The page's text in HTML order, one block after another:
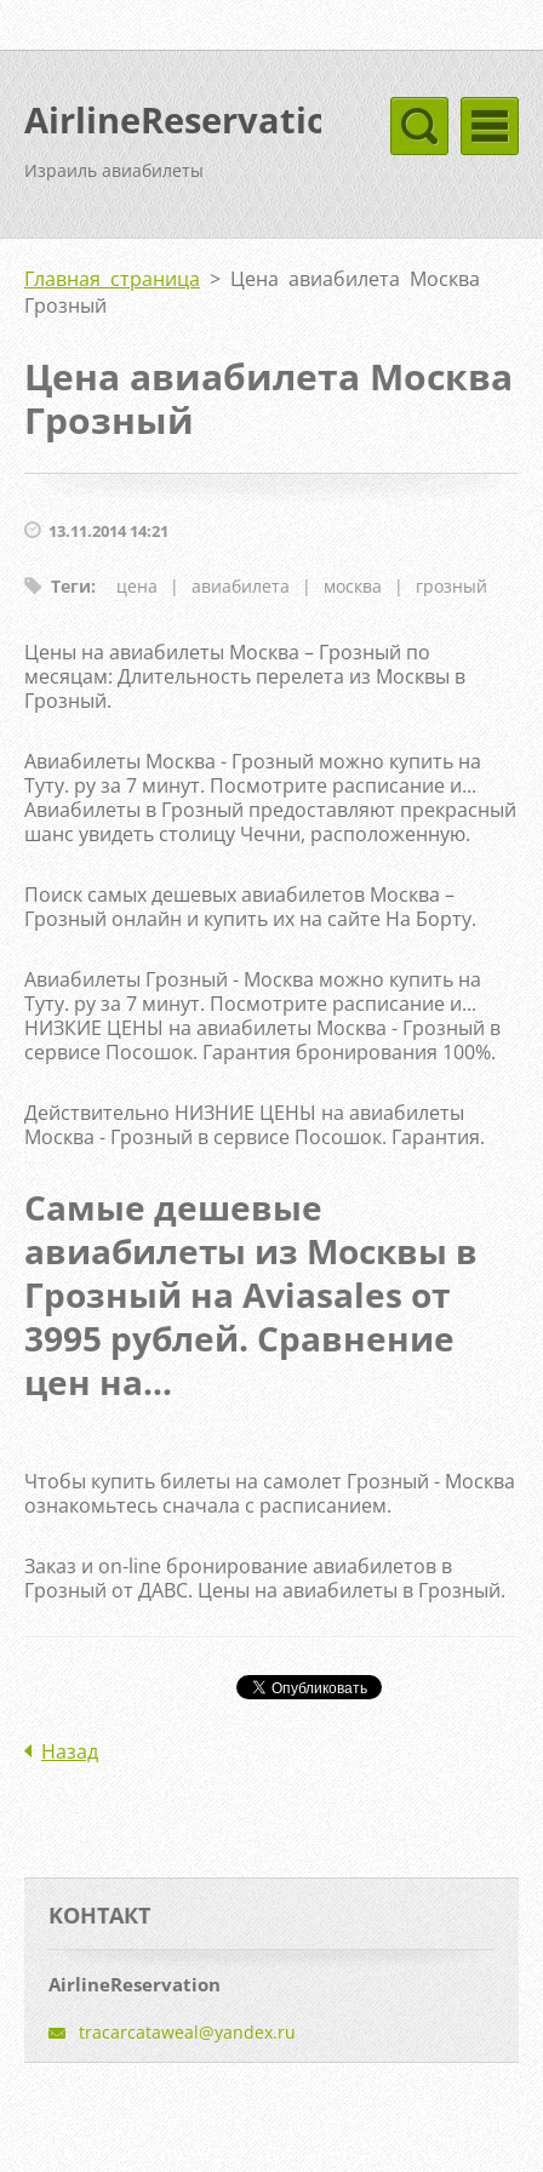
AirlineReservation
Израиль авиабилеты
Главная страница > Цена авиабилета Москва
Грозный
Цена авиабилета Москва
Грозный
13.11.2014 14:21
Теги: цена | авиабилета | москва | грозный
Цены на авиабилеты Москва – Грозный по
месяцам: Длительность перелета из Москвы в
Грозный.
Авиабилеты Москва - Грозный можно купить на
Туту. ру за 7 минут. Посмотрите расписание и...
Авиабилеты в Грозный предоставляют прекрасный
шанс увидеть столицу Чечни, расположенную.
Поиск самых дешевых авиабилетов Москва –
Грозный онлайн и купить их на сайте На Борту.
Авиабилеты Грозный - Москва можно купить на
Туту. ру за 7 минут. Посмотрите расписание и...
НИЗКИЕ ЦЕНЫ на авиабилеты Москва - Грозный в
сервисе Посошок. Гарантия бронирования 100%.
Действительно НИЗНИЕ ЦЕНЫ на авиабилеты
Москва - Грозный в сервисе Посошок. Гарантия.
Самые дешевые
авиабилеты из Москвы в
Грозный на Aviasales от
3995 рублей. Сравнение
цен на...
Чтобы купить билеты на самолет Грозный - Москва
ознакомьтесь сначала с расписанием.
Заказ и on-line бронирование авиабилетов в
Грозный от ДАВС. Цены на авиабилеты в Грозный.
Назад
KOНТАКТ
AirlineReservation
tracarcataweal@yandex.ru